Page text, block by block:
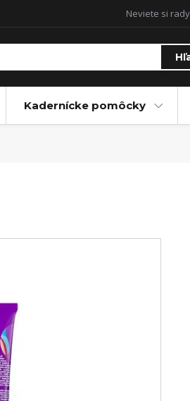
Neviete si
Kadernícke pomôcky